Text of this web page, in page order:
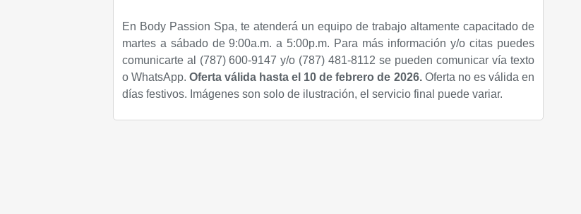
En Body Passion Spa, te atenderá un equipo de trabajo altamente capacitado de
martes a sábado de 9:00a.m. a 5:00p.m. Para más información y/o citas puedes
comunicarte al (787) 600-9147 y/o (787) 481-8112 se pueden comunicar vía texto
o WhatsApp. Oferta válida hasta el 10 de febrero de 2026.Oferta no es válida en
días festivos. Imágenes son solo de ilustración, el servicio final puede variar.